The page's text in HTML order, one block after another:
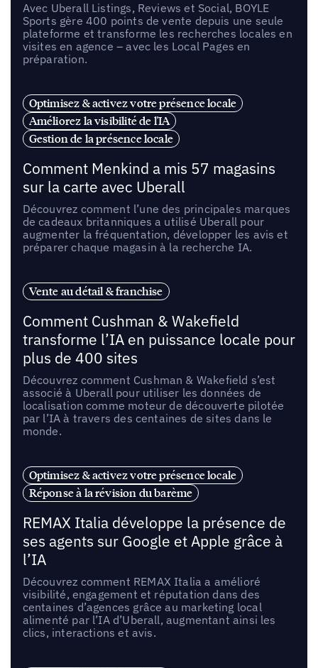
Avec Uberall Listings, Reviews et Social, BOYLE
Sports gère 400 points de vente depuis une seule
plateforme et transforme les recherches locales en
visites en agence – avec les Local Pages en
préparation.
Optimisez & activez votre présence locale
Améliorez la visibilité de l'IA
Gestion de la présence locale
Comment Menkind a mis 57 magasins
sur la carte avec Uberall
Découvrez comment l’une des principales marques
de cadeaux britanniques a utilisé Uberall pour
augmenter la fréquentation, développer les avis et
préparer chaque magasin à la recherche IA.
Vente au détail & franchise
Comment Cushman & Wakefield
transforme l’IA en puissance locale pour
plus de 400 sites
Découvrez comment Cushman & Wakefield s’est
associé à Uberall pour utiliser les données de
localisation comme moteur de découverte pilotée
par l’IA à travers des centaines de sites dans le
monde.
Optimisez & activez votre présence locale
Réponse à la révision du barème
REMAX Italia développe la présence de
ses agents sur Google et Apple grâce à
l’IA
Découvrez comment REMAX Italia a amélioré
visibilité, engagement et réputation dans des
centaines d’agences grâce au marketing local
alimenté par l’IA d’Uberall, augmentant ainsi les
clics, interactions et avis.